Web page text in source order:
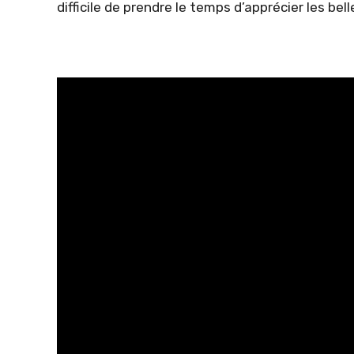
difficile de prendre le temps d’apprécier les